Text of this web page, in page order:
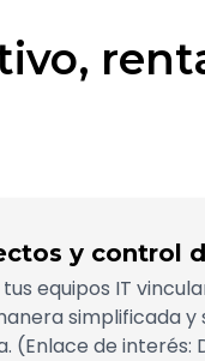
y control
equipos IT
simplificada
(Enlace de